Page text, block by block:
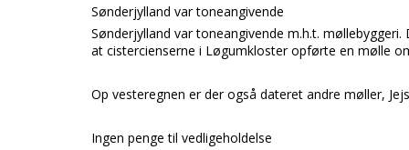
Sønderjylland var toneangivende
Sønderjylland var toneangivende m.h.t.
at cistercienserne i Løgumklosteropførte en mølle
Op vesteregnen er der også dateret andre møller,
Ingen penge til vedligeholdelse